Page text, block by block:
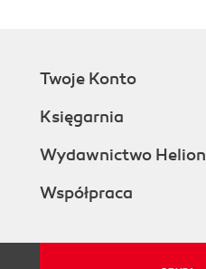
Twoje Konto
Księgarnia
Wydawnictwo Helion
Współpraca